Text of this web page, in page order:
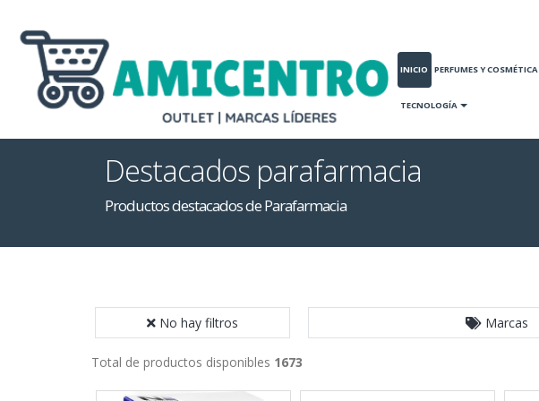
INICIO PERFUMES Y COSMÉTICA
TECNOLOGÍA
Destacados parafarmacia
Productos destacados de Parafarmacia
No hay filtros Marcas
Total de productos disponibles 1673